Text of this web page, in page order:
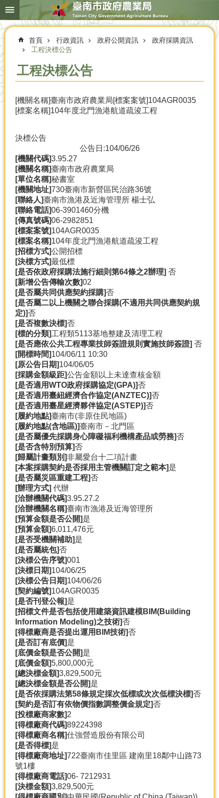
跳到主要內容區塊
搜
尋
進
首頁 行政資訊 政府公開資訊
政府採購資訊
工程決標公告
工程決標公告
[機關名稱]臺南市政府農業局[標案案號]104AGR0035
[標案名稱]104年度北門漁港航道疏浚工程
決標公告
公告日:104/06/26
[機關代碼]3.95.27
[機關名稱]臺南市政府農業局
[單位名稱]秘書室
[機關地址]730臺南市新營區民治路36號
[聯絡人]臺南市漁港及近海管理所 楊士弘
[聯絡電話]06-3901460分機
[傳真號碼]06-2982851
[標案案號]104AGR0035
[標案名稱]104年度北門漁港航道疏浚工程
[招標方式]公開招標
[決標方式]最低標
[是否依政府採購法施行細則第64條之2辦理] 否
[新增公告傳輸次數]02
[是否屬共同供應契約採購]否
[是否屬二以上機關之聯合採購(不適用共同供應契約規
定)]否
[是否複數決標]否
[標的分類]工程類5113基地整建及清理工程
[是否應依公共工程專業技師簽證規則實施技師簽證] 否
[開標時間]104/06/11 10:30
[原公告日期]104/06/05
[採購金額級距]公告金額以上未達查核金額
[是否適用WTO政府採購協定(GPA)]否
[是否適用臺紐經濟合作協定(ANZTEC)]否
[是否適用臺星經濟夥伴協定(ASTEP)]否
[履約地點]臺南市(非原住民地區)
[履約地點(含地區)]臺南市－北門區
[是否屬優先採購身心障礙福利機構產品或勞務]否
[是否含特別預算]否
[歸屬計畫類別]非屬愛台十二項計畫
[本案採購契約是否採用主管機關訂定之範本]是
[是否屬災區重建工程]否
[辦理方式] 代辦
[洽辦機關代碼]3.95.27.2
[洽辦機關名稱]臺南市漁港及近海管理所
[預算金額是否公開]是
[預算金額]6,011,476元
[是否受機關補助]是
[是否屬統包]否
[決標公告序號]001
[決標日期]104/06/25
[決標公告日期]104/06/26
[契約編號]104AGR0035
[是否刊登公報]是
[招標文件是否包括使用建築資訊建模BIM(Building
Information Modeling)之技術]否
[得標廠商是否提出運用BIM技術]否
[是否訂有底價]是
[底價金額是否公開]是
[底價金額]5,800,000元
[總決標金額]3,829,500元
[總決標金額是否公開]是
[是否依採購法第58條規定採次低標或次次低標決標]否
[契約是否訂有依物價指數調整價金規定]否
[投標廠商家數]2
[得標廠商代碼]89224398
[得標廠商名稱]仕強營造股份有限公司
[是否得標]是
[得標廠商地址]722臺南市佳里區 建南里18鄰中山路73
號1樓
[得標廠商電話]06- 7212931
[決標金額]3,829,500元